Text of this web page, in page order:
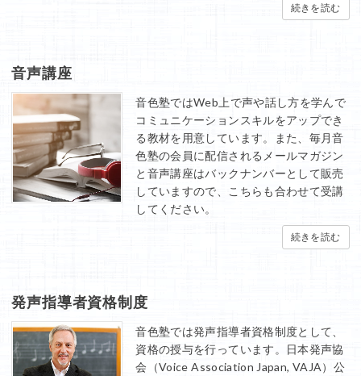
続きを読む
音声講座
音色塾ではWeb上で声や話し方を学んで
コミュニケーションスキルをアップでき
る教材を用意しています。また、毎月音
色塾の会員に配信されるメールマガジン
と音声講座はバックナンバーとして販売
していますので、こちらも合わせて受講
してください。
続きを読む
発声指導者資格制度
音色塾では発声指導者資格制度として、
資格の授与を行っています。日本発声協
会（Voice Association Japan, VAJA）公